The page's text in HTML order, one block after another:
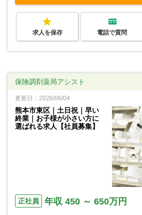
求人を保存 電話で質問
保険調剤薬局アシスト
更新日：2026/06/04
熊本市東区｜土日祝｜早い
終業｜お子様が小さい方に
選ばれる求人【社員募集】
正社員 年収 450 ～ 650万円